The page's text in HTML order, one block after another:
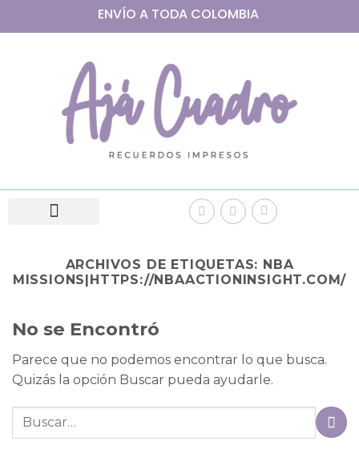
ENVÍO A TODA COLOMBIA
ARCHIVOS DE ETIQUETAS: NBA
MISSIONS|HTTPS://NBAACTIONINSIGHT.COM/
No se Encontró
Parece que no podemos encontrar lo que busca.
Quizás la opción Buscar pueda ayudarle.